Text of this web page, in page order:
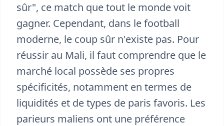
sûr", ce match que tout le monde voit
gagner. Cependant, dans le football
moderne, le coup sûr n'existe pas. Pour
réussir au Mali, il faut comprendre que le
marché local possède ses propres
spécificités, notamment en termes de
liquidités et de types de paris favoris. Les
parieurs maliens ont une préférence